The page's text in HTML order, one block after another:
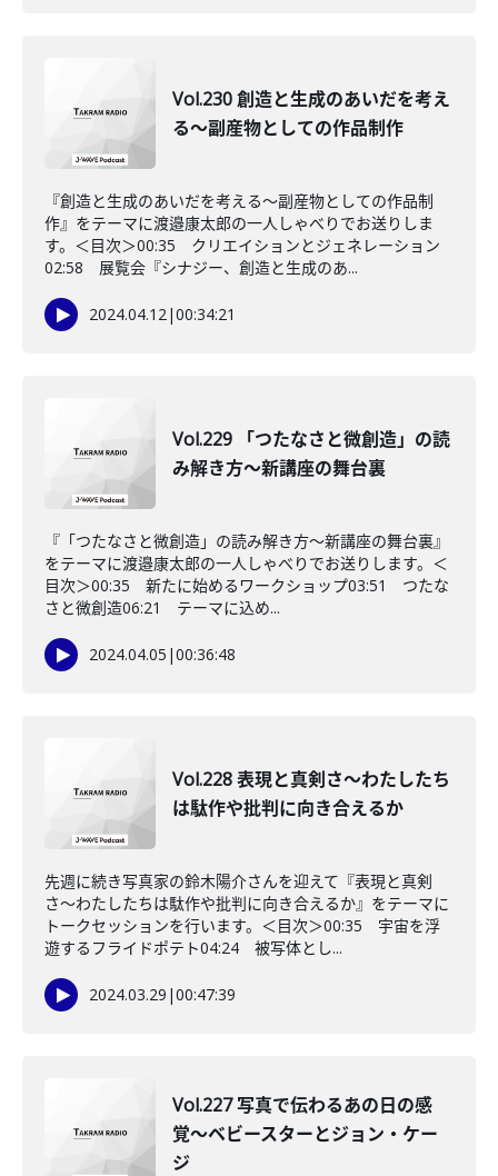
Vol.230 創造と生成のあいだを考え
る〜副産物としての作品制作
『創造と生成のあいだを考える〜副産物としての作品制
作』をテーマに渡邉康太郎の一人しゃべりでお送りしま
す。＜目次＞00:35 クリエイションとジェネレーション
02:58 展覧会『シナジー、創造と生成のあ...
2024.04.12|00:34:21
Vol.229 「つたなさと微創造」の読
み解き方〜新講座の舞台裏
『「つたなさと微創造」の読み解き方〜新講座の舞台裏』
をテーマに渡邉康太郎の一人しゃべりでお送りします。＜
目次＞00:35 新たに始めるワークショップ03:51 つたな
さと微創造06:21 テーマに込め...
2024.04.05 |00:36:48
Vol.228 表現と真剣さ〜わたしたち
は駄作や批判に向き合えるか
先週に続き写真家の鈴木陽介さんを迎えて『表現と真剣
さ〜わたしたちは駄作や批判に向き合えるか』をテーマに
トークセッションを行います。＜目次＞00:35 宇宙を浮
遊するフライドポテト04:24 被写体とし...
2024.03.29 |00:47:39
Vol.227 写真で伝わるあの日の感
覚〜ベビースターとジョン・ケー
ジ